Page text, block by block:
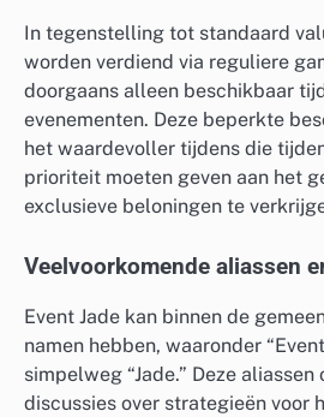
In tegenstelling tot standaard
worden verdiend via reguliere
doorgaans alleen beschikbaar
evenementen. Deze beperkte
het waardevoller tijdens die
prioriteit moeten geven aan het
exclusieve beloningen te
Veelvoorkomende aliassen
Event Jade kan binnen de
namen hebben, waaronder
simpelweg “Jade.” Deze
discussies over strategieën voor